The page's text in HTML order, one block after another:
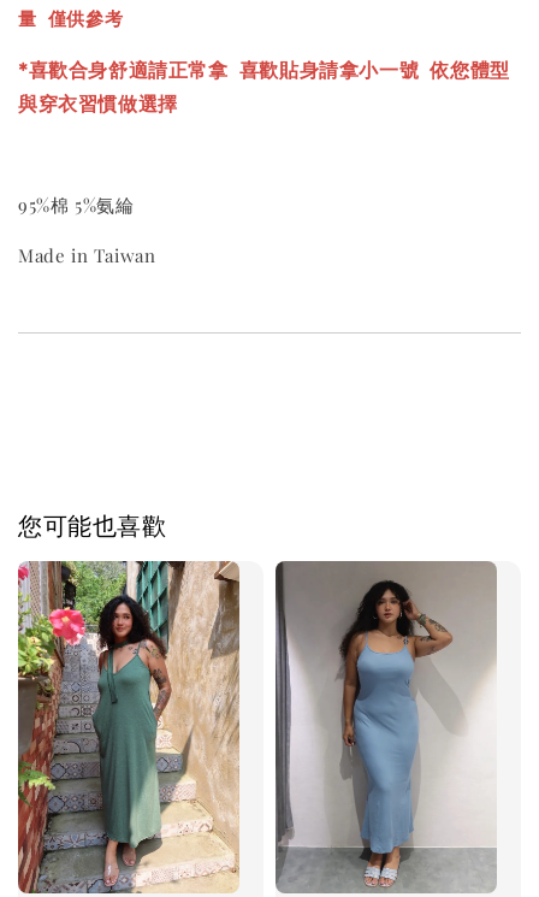
量 僅供參考
*喜歡合身舒適請正常拿 喜歡貼身請拿小一號依您體型
與穿衣習慣做選擇
95%棉 5%氨綸
Made in Taiwan
您可能也喜歡